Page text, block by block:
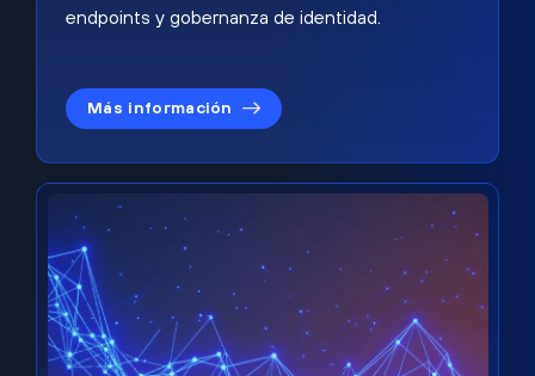
endpoints y gobernanza de identidad.
Más información